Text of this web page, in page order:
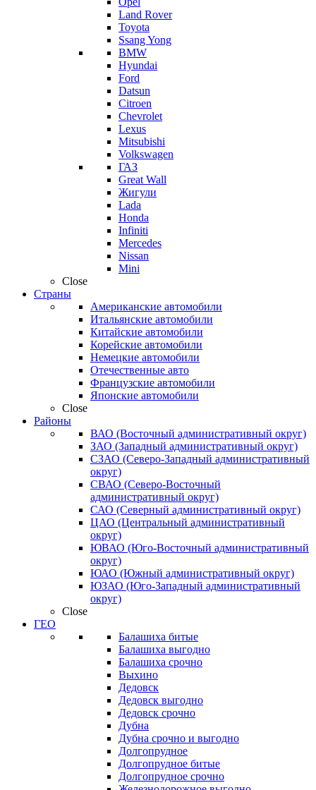
Land Rover
Toyota
Ssang Yong
BMW
Hyundai
Ford
Datsun
Citroen
Chevrolet
Lexus
Mitsubishi
Volkswagen
ГАЗ
Great Wall
Жигули
Lada
Honda
Infiniti
Mercedes
Nissan
Mini
Close
Страны
Американские автомобили
Итальянские автомобили
Китайские автомобили
Корейские автомобили
Немецкие автомобили
Отечественные авто
Французские автомобили
Японские автомобили
Close
Районы
ВАО (Восточный административный округ)
ЗАО (Западный административный округ)
СЗАО (Северо-Западный административный
округ)
СВАО (Северо-Восточный
административный округ)
САО (Северный административный округ)
ЦАО (Центральный административный
округ)
ЮВАО (Юго-Восточный административный
округ)
ЮАО (Южный административный округ)
ЮЗАО (Юго-Западный административный
округ)
Close
ГЕО
Балашиха битые
Балашиха выгодно
Балашиха срочно
Выхино
Дедовск
Дедовск выгодно
Дедовск срочно
Дубна
Дубна срочно и выгодно
Долгопрудное
Долгопрудное битые
Долгопрудное срочно